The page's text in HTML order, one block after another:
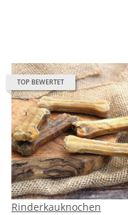
TOP BEWERTET
Rinderkauknochen